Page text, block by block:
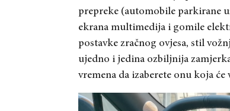
prepreke (automobile parkirane
ekrana multimedija i gomile
postavke zračnog ovjesa, stil
ujedno i jedina ozbiljnija
vremena da izaberete onu koja